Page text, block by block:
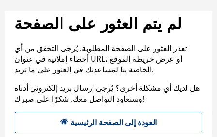
لم يتم العثور على الصفحة
تعذر العثور على الصفحة المطلوبة. يُرجى التحقق من أي
أخطاء إملائية في عنوان URL، أو عرض خريطة الموقع
الخاصة بنا لمساعدتك في العثور على ما تريد.
هل لديك أي مشكلة أخرى؟ يُرجى إرسال بريد إلكتروني أدناه
وسنعاود التواصل معك. شكرًا على صبرك!
العودة إلى الصفحة الرئيسية